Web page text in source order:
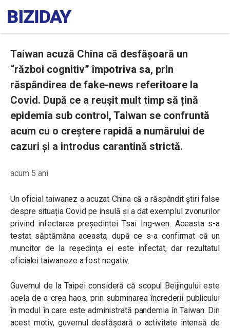
Taiwan acuză China că desfășoară un
“război cognitiv” împotriva sa, prin
răspândirea de fake-news referitoare la
Covid. După ce a reușit mult timp să țină
epidemia sub control, Taiwan se confruntă
acum cu o creștere rapidă a numărului de
cazuri și a introdus carantină strictă.
acum 5 ani
Un oficial taiwanez a acuzat China că a răspândit știri false
despre situația Covid pe insulă și a dat exemplul zvonurilor
privind infectarea președintei Tsai Ing-wen. Aceasta s-a
testat săptămâna aceasta, după ce s-a confirmat că un
muncitor de la reședința ei este infectat, dar rezultatul
oficialei taiwaneze a fost negativ.
Guvernul de la Taipei consideră că scopul Beijingului este
acela de a crea haos, prin subminarea încrederii publicului
în modul în care este administrată pandemia în Taiwan. Din
acest motiv, guvernul desfășoară o activitate intensă de